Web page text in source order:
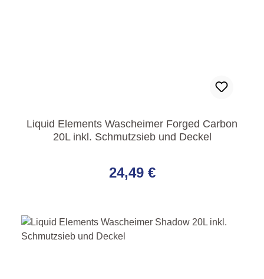
Liquid Elements Wascheimer Forged Carbon
20L inkl. Schmutzsieb und Deckel
24,49 €